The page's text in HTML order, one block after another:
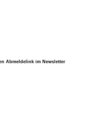
Abmeldelink im Newsletter